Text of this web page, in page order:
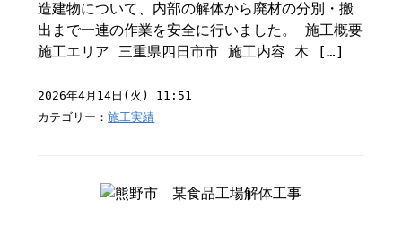
造建物について、内部の解体から廃材の分別・搬
出まで一連の作業を安全に行いました。 施工概要
施工エリア 三重県四日市市 施工内容 木 […]
2026年4月14日(火) 11:51
カテゴリー：施工実績